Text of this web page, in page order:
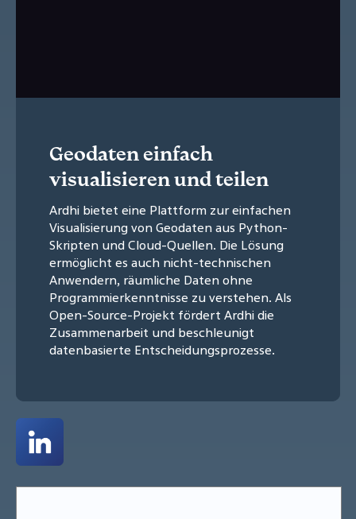
Geodaten einfach
visualisieren und teilen
Ardhi bietet eine Plattform zur einfachen
Visualisierung von Geodaten aus Python-
Skripten und Cloud-Quellen. Die Lösung
ermöglicht es auch nicht-technischen
Anwendern, räumliche Daten ohne
Programmierkenntnisse zu verstehen. Als
Open-Source-Projekt fördert Ardhi die
Zusammenarbeit und beschleunigt
datenbasierte Entscheidungsprozesse.